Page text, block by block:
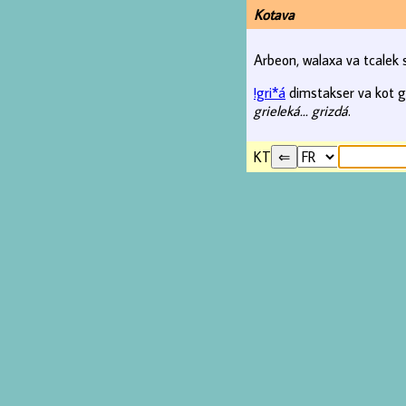
Kotava
Arbeon, walaxa va tcalek
!gri*á dimstakser va kot
grieleká... grizdá.
KT